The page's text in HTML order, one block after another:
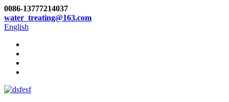
0086-13777214037
water_treating@163.com
English